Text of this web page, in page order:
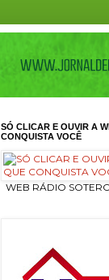
SÓ CLICAR E OUVIR A
CONQUISTA VOCÊ
ㅤ WEB RÁDIO